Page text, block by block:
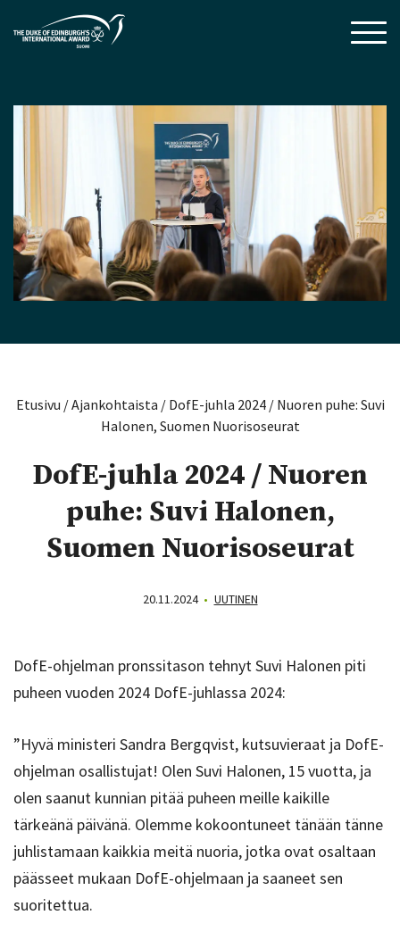
Etusivu /Ajankohtaista / DofE-juhla 2024 / Nuoren puhe: Suvi
Halonen, Suomen Nuorisoseurat
DofE-juhla 2024 / Nuoren
puhe: Suvi Halonen,
Suomen Nuorisoseurat
20.11.2024 • UUTINEN
DofE-ohjelman pronssitason tehnyt Suvi Halonen piti
puheen vuoden 2024 DofE-juhlassa 2024:
”Hyvä ministeri Sandra Bergqvist, kutsuvieraat ja DofE-
ohjelman osallistujat! Olen Suvi Halonen, 15 vuotta, ja
olen saanut kunnian pitää puheen meille kaikille
tärkeänä päivänä. Olemme kokoontuneet tänään tänne
juhlistamaan kaikkia meitä nuoria, jotka ovat osaltaan
päässeet mukaan DofE-ohjelmaan ja saaneet sen
suoritettua.